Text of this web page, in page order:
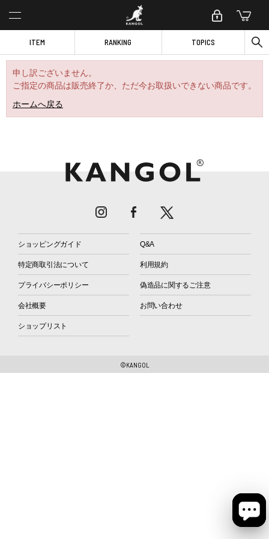
ITEM RANKING TOPICS
申し訳ございません。
ご指定の商品は販売終了か、ただ今お取扱いできない商品です。
ホームへ戻る
ショッピングガイド Q&A
特定商取引法について 利用規約
プライバシーポリシー 偽造品に関するご注意
会社概要 お問い合わせ
ショップリスト
©KANGOL